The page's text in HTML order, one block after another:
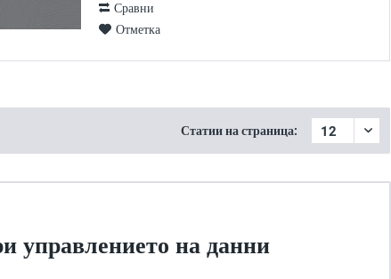
Сравни
Отметка
Статии на страница:
управлението на данни